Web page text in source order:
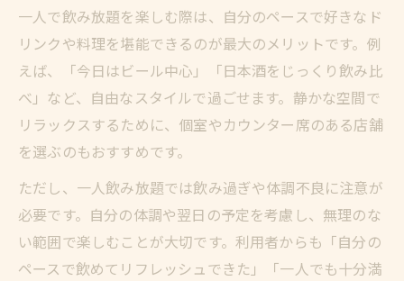
一人で飲み放題を楽しむ際は、自分のペースで好きなド
リンクや料理を堪能できるのが最大のメリットです。例
えば、「今日はビール中心」「日本酒をじっくり飲み比
べ」など、自由なスタイルで過ごせます。静かな空間で
リラックスするために、個室やカウンター席のある店舗
を選ぶのもおすすめです。
ただし、一人飲み放題では飲み過ぎや体調不良に注意が
必要です。自分の体調や翌日の予定を考慮し、無理のな
い範囲で楽しむことが大切です。利用者からも「自分の
ペースで飲めてリフレッシュできた」「一人でも十分満